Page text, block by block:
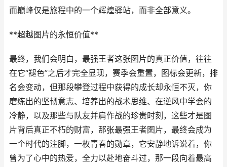
而巅峰仅是旅程中的一个辉煌驿站，而非全部意义。
**超越图片的永恒价值**
最终，我们会明白，最强王者这张图片的真正价值，往往
在它“褪色”之后才完全显现，赛季会重置，图标会更新，排
名会变动，但那段攀登过程中获得的成长却永恒不灭，你
磨练出的坚韧意志、培养出的战术思维、在逆风中学会的
冷静，以及那些与队友并肩作战的珍贵时刻，这些才是图
片背后真正不朽的财富，那张最强王者图片，最终会成为
一个时代的注脚，一枚青春的勋章，它安静地诉说着，你
曾为了心中的热爱，全力以赴地奋斗过，那一段向着最高